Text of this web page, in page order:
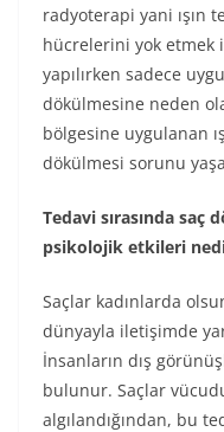
radyoterapi yani ışın
hücrelerini yok etmek
yapılırken sadece
dökülmesine neden
bölgesine uygulanan
dökülmesi sorunu
Tedavi sırasında
psikolojik etkileri
Saçlar kadınlarda
dünyayla iletişimde
İnsanların dış
bulunur. Saçlar
algılandığından, bu